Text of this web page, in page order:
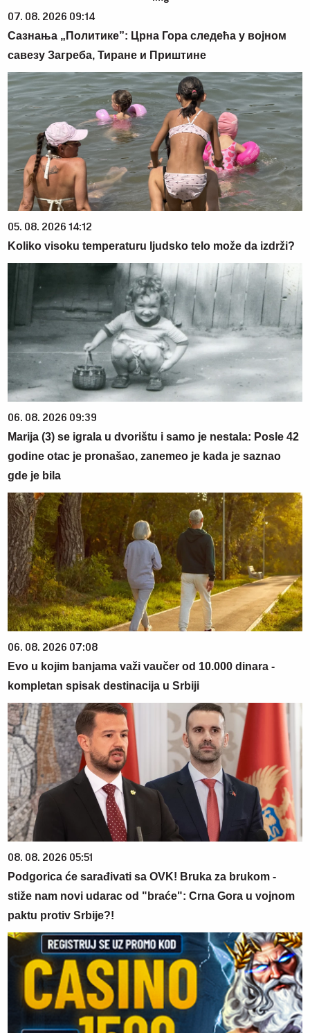
07. 08. 2026 09:14
Сазнања „Политике”: Црна Гора следећа у војном
савезу Загреба, Тиране и Приштине
05. 08. 2026 14:12
Koliko visoku temperaturu ljudsko telo može da izdrži?
06. 08. 2026 09:39
Marija (3) se igrala u dvorištu i samo je nestala: Posle 42
godine otac je pronašao, zanemeo je kada je saznao
gde je bila
06. 08. 2026 07:08
Evo u kojim banjama važi vaučer od 10.000 dinara -
kompletan spisak destinacija u Srbiji
08. 08. 2026 05:51
Podgorica će sarađivati sa OVK! Bruka za brukom -
stiže nam novi udarac od "braće": Crna Gora u vojnom
paktu protiv Srbije?!